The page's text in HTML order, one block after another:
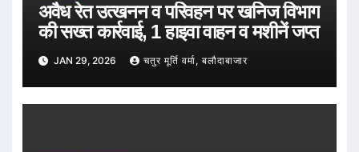
अवैध रेत उत्खनन व परिवहन पर खनिज विभाग
की सख्त कार्रवाई, 1 हाइवा वाहन व मशीनें जप्त
JAN 29, 2026 चतुर मूर्ति वर्मा, बलौदाबाजार